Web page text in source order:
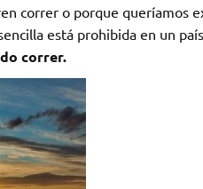
correr o porque queríamos
está prohibida en un
correr.